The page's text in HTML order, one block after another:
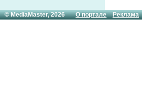
© MediaMaster, 2026О портале Реклама